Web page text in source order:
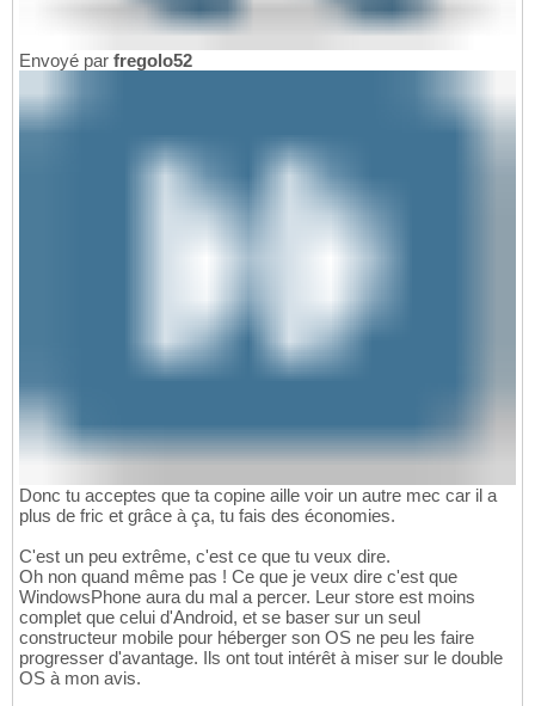
Envoyé par fregolo52
Donc tu acceptes que ta copine aille voir un autre mec car il a
plus de fric et grâce à ça, tu fais des économies.
C'est un peu extrême, c'est ce que tu veux dire.
Oh non quand même pas ! Ce que je veux dire c'est que
WindowsPhone aura du mal a percer. Leur store est moins
complet que celui d'Android, et se baser sur un seul
constructeur mobile pour héberger son OS ne peu les faire
progresser d'avantage. Ils ont tout intérêt à miser sur le double
OS à mon avis.